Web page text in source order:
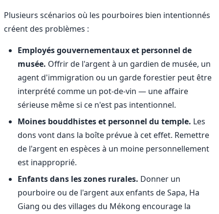
Plusieurs scénarios où les pourboires bien intentionnés
créent des problèmes :
Employés gouvernementaux et personnel de
musée. Offrir de l'argent à un gardien de musée, un
agent d'immigration ou un garde forestier peut être
interprété comme un pot-de-vin — une affaire
sérieuse même si ce n'est pas intentionnel.
Moines bouddhistes et personnel du temple. Les
dons vont dans la boîte prévue à cet effet. Remettre
de l'argent en espèces à un moine personnellement
est inapproprié.
Enfants dans les zones rurales. Donner un
pourboire ou de l'argent aux enfants de Sapa, Ha
Giang ou des villages du Mékong encourage la